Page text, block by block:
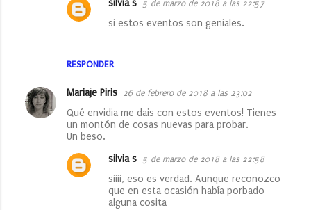
RESPONDER
silvia s 5 de marzo de 2018 a las 22:57
si estos eventos son geniales.
Mariaje Piris 26 de febrero de 2018 a las 23:02
Qué envidia me dais con estos eventos! Tienes
un montón de cosas nuevas para probar.
Un beso.
silvia s 5 de marzo de 2018 a las 22:58
siiii, eso es verdad. Aunque reconozco
que en esta ocasión había porbado
alguna cosita